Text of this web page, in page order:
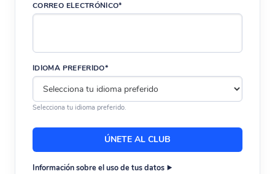
CORREO ELECTRÓNICO*
IDIOMA PREFERIDO*
Selecciona tu idioma preferido.
Información sobre el uso de tus datos